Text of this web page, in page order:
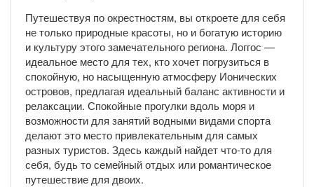
Путешествуя по окрестностям, вы откроете для себя
не только природные красоты, но и богатую историю
и культуру этого замечательного региона. Логгос —
идеальное место для тех, кто хочет погрузиться в
спокойную, но насыщенную атмосферу Ионических
островов, предлагая идеальный баланс активности и
релаксации. Спокойные прогулки вдоль моря и
возможности для занятий водными видами спорта
делают это место привлекательным для самых
разных туристов. Здесь каждый найдет что-то для
себя, будь то семейный отдых или романтическое
путешествие для двоих.